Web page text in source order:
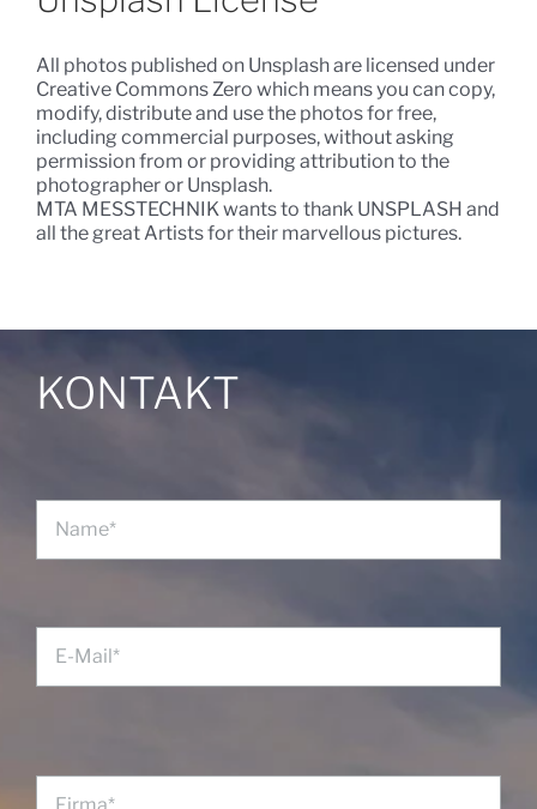
All photos published on Unsplash are licensed under
Creative Commons Zero which means you can copy,
modify, distribute and use the photos for free,
including commercial purposes, without asking
permission from or providing attribution to the
photographer or Unsplash.
MTA MESSTECHNIK wants to thank UNSPLASH and
all the great Artists for their marvellous pictures.
KONTAKT